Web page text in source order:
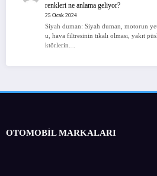
renkleri ne anlama geliyor?
25 Ocak 2024
Siyah duman: Siyah duman, motorun
u, hava filtresinin tıkalı olması, yakıt
ktörlerin…
OTOMOBİL MARKALARI